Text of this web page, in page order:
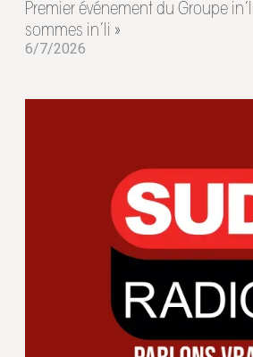
Premier événement du Groupe
sommes in’li »
6/7/2026